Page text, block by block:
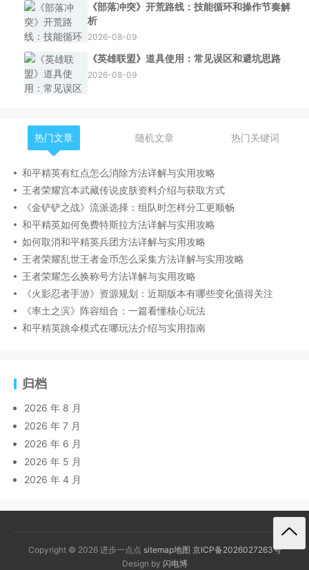
《部落冲突》开荒路线：技能循环和操作节奏解
析
2026-08-09
《英雄联盟》道具使用：常见误区和避坑思路
2026-08-09
热门文章 随机文章 热门关键词
和平精英有红点怎么消除方法详解与实用攻略
王者荣耀宫本武藏传说皮肤资料介绍与获取方式
《金铲铲之战》流派选择：组队时怎样分工更顺畅
和平精英如何免费特斯拉方法详解与实用攻略
如何取消和平精英兵团方法详解与实用攻略
王者荣耀乱世王者金币怎么采集方法详解与实用攻略
王者荣耀怎么换称号方法详解与实用攻略
《火影忍者手游》资源规划：近期版本有哪些变化值得关注
《率土之滨》阵容组合：一篇看懂核心玩法
和平精英跳伞模式在哪玩法介绍与实用指南
归档
2026 年 8 月
2026 年 7 月
2026 年 6 月
2026 年 5 月
2026 年 4 月
Copyright © 2026 进步一点点 sitemap地图 京ICP备2026027263号
Design by 闪电博